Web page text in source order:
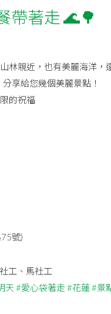
著走 🌊🌳
林親近，也有美麗海洋
享給您幾個美麗景點！
的祝福
號)
工、馬社工
天 #愛心袋著走 #花蓮#景